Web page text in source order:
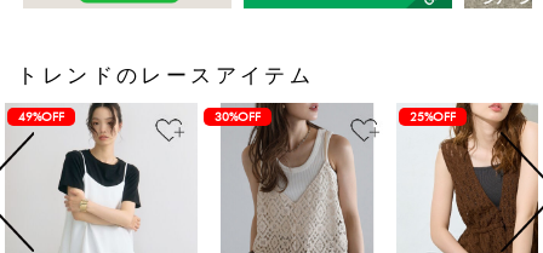
トレンドのレースアイテム
49%OFF 30%OFF 25%OFF